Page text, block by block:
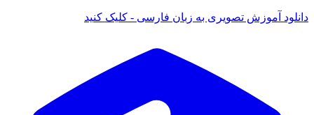
آموزش تصویری به زبان فارسی - کلیک کنید